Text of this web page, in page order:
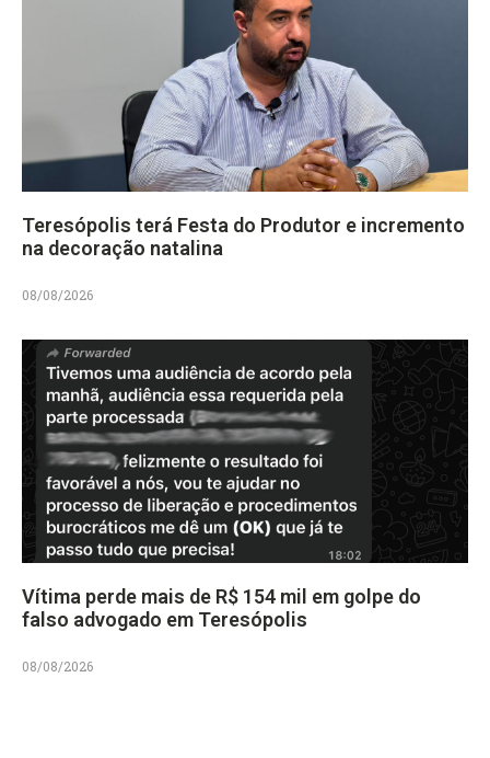
Teresópolis terá Festa do Produtor e incremento
na decoração natalina
08/08/2026
Vítima perde mais de R$ 154 mil em golpe do
falso advogado em Teresópolis
08/08/2026